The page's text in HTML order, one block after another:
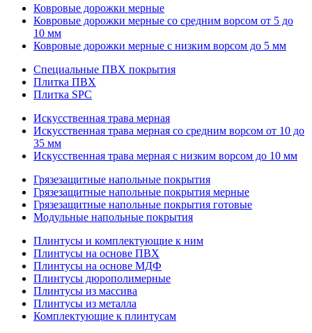
Ковровые дорожки мерные
Ковровые дорожки мерные со средним ворсом от 5 до
10 мм
Ковровые дорожки мерные с низким ворсом до 5 мм
Специальные ПВХ покрытия
Плитка ПВХ
Плитка SPC
Искуccтвенная трава мерная
Искусственная трава мерная со средним ворсом от 10 до
35 мм
Искусственная трава мерная с низким ворсом до 10 мм
Грязезащитные напольные покрытия
Грязезащитные напольные покрытия мерные
Грязезащитные напольные покрытия готовые
Модульные напольные покрытия
Плинтусы и комплектующие к ним
Плинтусы на основе ПВХ
Плинтусы на основе МДФ
Плинтусы дюрополимерные
Плинтусы из массива
Плинтусы из металла
Комплектующие к плинтусам